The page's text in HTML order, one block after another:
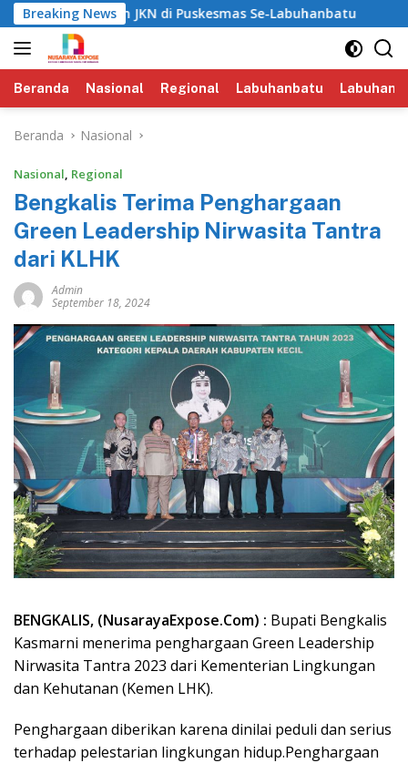
Langsung
ke
konten
Breaking News
JKN di Puskesmas Se-Labuhanbatu‎‎ ‎Bapenda
Beranda Nasional Regional Labuhanbatu
Beranda Nasional
Nasional, Regional
Bengkalis Terima Penghargaan
Green Leadership Nirwasita Tantra
dari KLHK
Admin
September 18, 2024
BENGKALIS, (NusarayaExpose.Com) : Bupati Bengkalis
Kasmarni menerima penghargaan Green Leadership
Nirwasita Tantra 2023 dari Kementerian Lingkungan
dan Kehutanan (Kemen LHK).
Penghargaan diberikan karena dinilai peduli dan serius
terhadap pelestarian lingkungan hidup.Penghargaan